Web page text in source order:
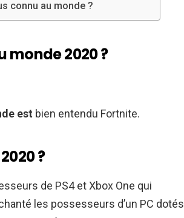
connu au monde ?
monde 2020 ?
est bien entendu Fortnite.
?
de PS4 et Xbox One qui
les possesseurs d’un PC dotés